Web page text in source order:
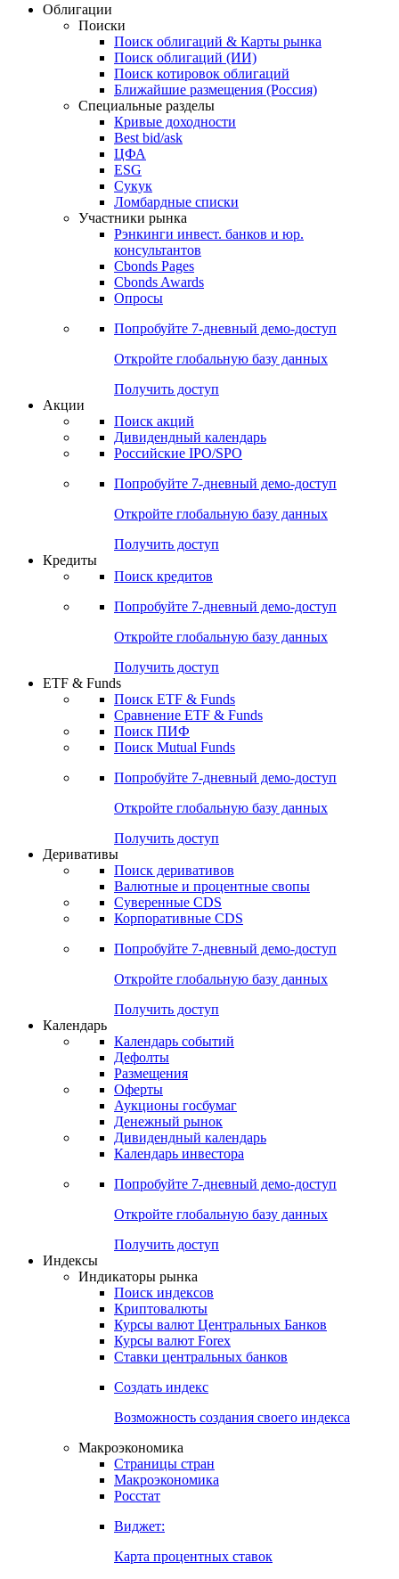
Облигации
Поиски
Поиск облигаций & Карты рынка
Поиск облигаций (ИИ)
Поиск котировок облигаций
Ближайшие размещения (Россия)
Специальные разделы
Кривые доходности
Best bid/ask
ЦФА
ESG
Сукук
Ломбардные списки
Участники рынка
Рэнкинги инвест. банков и юр.
консультантов
Cbonds Pages
Cbonds Awards
Опросы
Попробуйте 7-дневный демо-доступ
Откройте глобальную базу данных
Получить доступ
Акции
Поиск акций
Дивидендный календарь
Российские IPO/SPO
Попробуйте 7-дневный демо-доступ
Откройте глобальную базу данных
Получить доступ
Кредиты
Поиск кредитов
Попробуйте 7-дневный демо-доступ
Откройте глобальную базу данных
Получить доступ
ETF & Funds
Поиск ETF & Funds
Сравнение ETF & Funds
Поиск ПИФ
Поиск Mutual Funds
Попробуйте 7-дневный демо-доступ
Откройте глобальную базу данных
Получить доступ
Деривативы
Поиск деривативов
Валютные и процентные свопы
Суверенные CDS
Корпоративные CDS
Попробуйте 7-дневный демо-доступ
Откройте глобальную базу данных
Получить доступ
Календарь
Календарь событий
Дефолты
Размещения
Оферты
Аукционы госбумаг
Денежный рынок
Дивидендный календарь
Календарь инвестора
Попробуйте 7-дневный демо-доступ
Откройте глобальную базу данных
Получить доступ
Индексы
Индикаторы рынка
Поиск индексов
Криптовалюты
Курсы валют Центральных Банков
Курсы валют Forex
Ставки центральных банков
Создать индекс
Возможность создания своего индекса
Макроэкономика
Страницы стран
Макроэкономика
Росстат
Виджет:
Карта процентных ставок